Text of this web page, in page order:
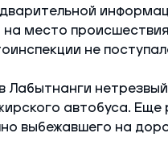
место
не
Лабытнанги
автобуса.
выбежавшего на